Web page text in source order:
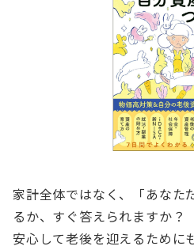
家計全体ではなく、「あなた
るか、すぐ答えられますか？
安心して老後を迎えるために